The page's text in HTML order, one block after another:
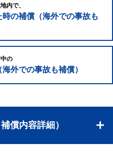
内で、
の補償（海外での事故も
の
外での事故も補償）
償内容詳細）